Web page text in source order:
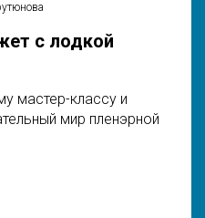
с лодкой
мастер-классу и
мир пленэрной